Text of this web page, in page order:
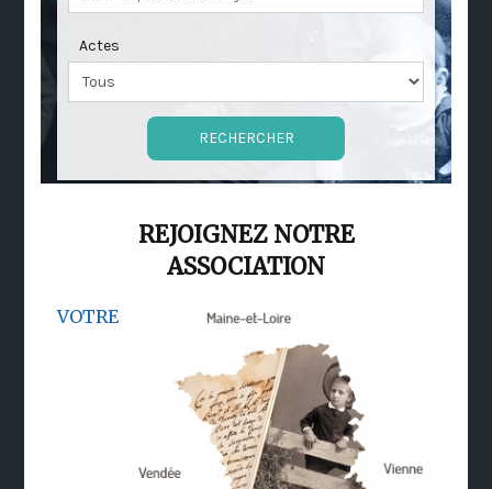
Actes
REJOIGNEZ NOTRE
ASSOCIATION
VOTRE